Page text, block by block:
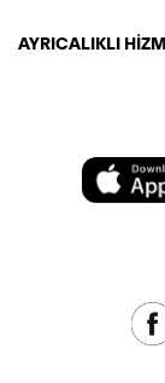
AYRICALIKLI